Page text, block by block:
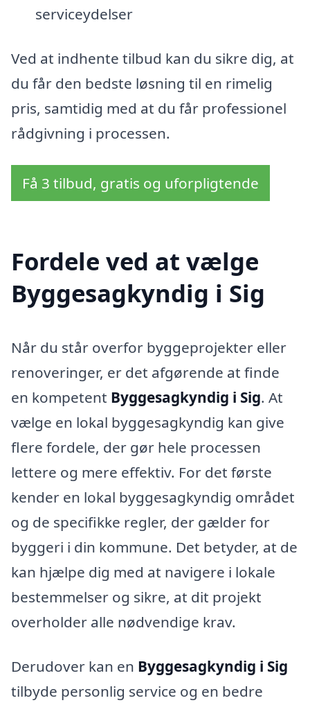
serviceydelser
Ved at indhente tilbud kan du sikre dig, at
du får den bedste løsning til en rimelig
pris, samtidig med at du får professionel
rådgivning i processen.
Få 3 tilbud, gratis og uforpligtende
Fordele ved at vælge
Byggesagkyndig i Sig
Når du står overfor byggeprojekter eller
renoveringer, er det afgørende at finde
en kompetent Byggesagkyndig i Sig. At
vælge en lokal byggesagkyndig kan give
flere fordele, der gør hele processen
lettere og mere effektiv. For det første
kender en lokal byggesagkyndig området
og de specifikke regler, der gælder for
byggeri i din kommune. Det betyder, at de
kan hjælpe dig med at navigere i lokale
bestemmelser og sikre, at dit projekt
overholder alle nødvendige krav.
Derudover kan en Byggesagkyndig i Sig
tilbyde personlig service og en bedre